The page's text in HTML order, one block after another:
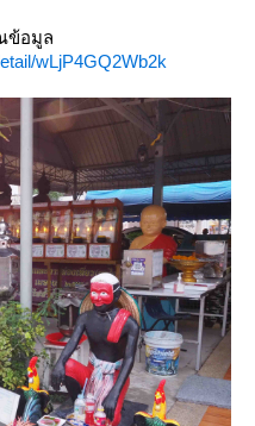
ข้อมูล
wLjP4GQ2Wb2k